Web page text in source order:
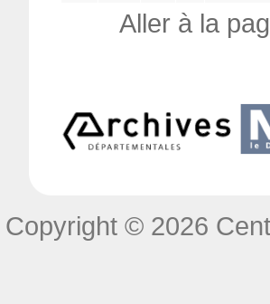
Aller à la
Copyright © 2026